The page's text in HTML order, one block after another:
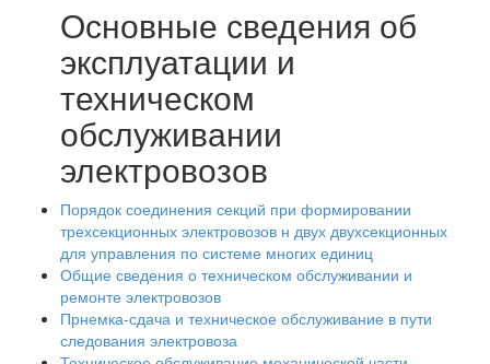
Основные сведения об
эксплуатации и
техническом
обслуживании
электровозов
Порядок соединения секций при формировании
трехсекционных электровозов н двух двухсекционных
для управления по системе многих единиц
Общие сведения о техническом обслуживании и
ремонте электровозов
Прнемка-сдача и техническое обслуживание в пути
следования электровоза